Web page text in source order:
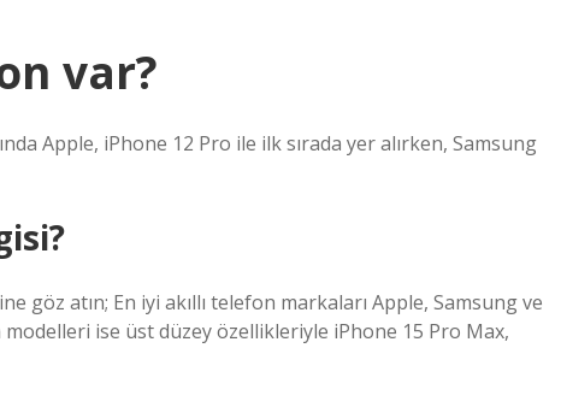
var?
Apple, iPhone 12 Pro ile ilk sırada yer alırken, Samsung
göz atın; En iyi akıllı telefon markaları Apple, Samsung ve
modelleri ise üst düzey özellikleriyle iPhone 15 Pro Max,